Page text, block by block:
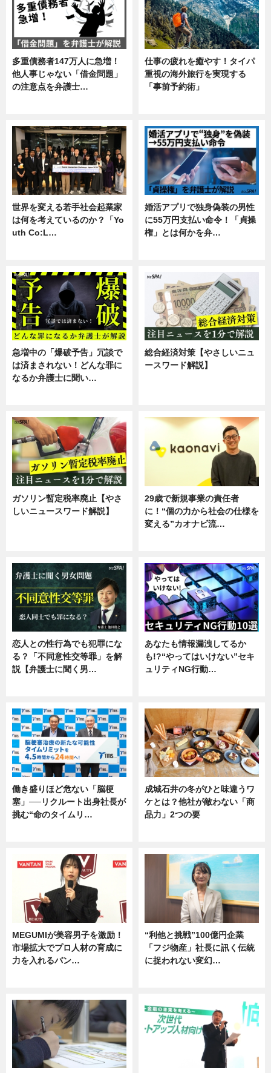
多重債務者147万人に急増！
他人事じゃない「借金問題」
の注意点を弁護士…
仕事の疲れを癒やす！タイパ
重視の海外旅行を実現する
「事前予約術」
世界を変える若手社会起業家
は何を考えているのか？「Yo
uth Co:L…
婚活アプリで独身偽装の男性
に55万円支払い命令！「貞操
権」とは何かを弁…
急増中の「爆破予告」冗談で
は済まされない！どんな罪に
なるか弁護士に聞い…
総合経済対策【やさしいニュ
ースワード解説】
ガソリン暫定税率廃止【やさ
しいニュースワード解説】
29歳で新規事業の責任者
に！“個の力から社会の仕様を
変える”カオナビ流…
恋人との性行為でも犯罪にな
る？「不同意性交等罪」を解
説【弁護士に聞く男…
あなたも情報漏洩してるか
も!?“やってはいけない”セキ
ュリティNG行動…
働き盛りほど危ない「脳梗
塞」──リクルート出身社長が
挑む“命のタイムリ…
成城石井の冬がひと味違うワ
ケとは？他社が敵わない「商
品力」2つの要
MEGUMIが美容男子を激励！
市場拡大でプロ人材の育成に
力を入れるバン…
“利他と挑戦”100億円企業
「フジ物産」社長に訊く伝統
に捉われない変幻…